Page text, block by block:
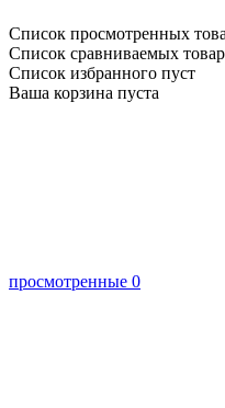
Список просмотренных
Список сравниваемых
Список избранного пуст
Ваша корзина пуста
просмотренные 0